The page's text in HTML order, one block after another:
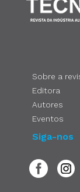
Sobre a
Editora
Autores
Eventos
Siga-nos